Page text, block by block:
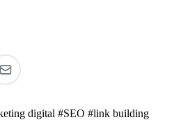
digital #SEO #link building